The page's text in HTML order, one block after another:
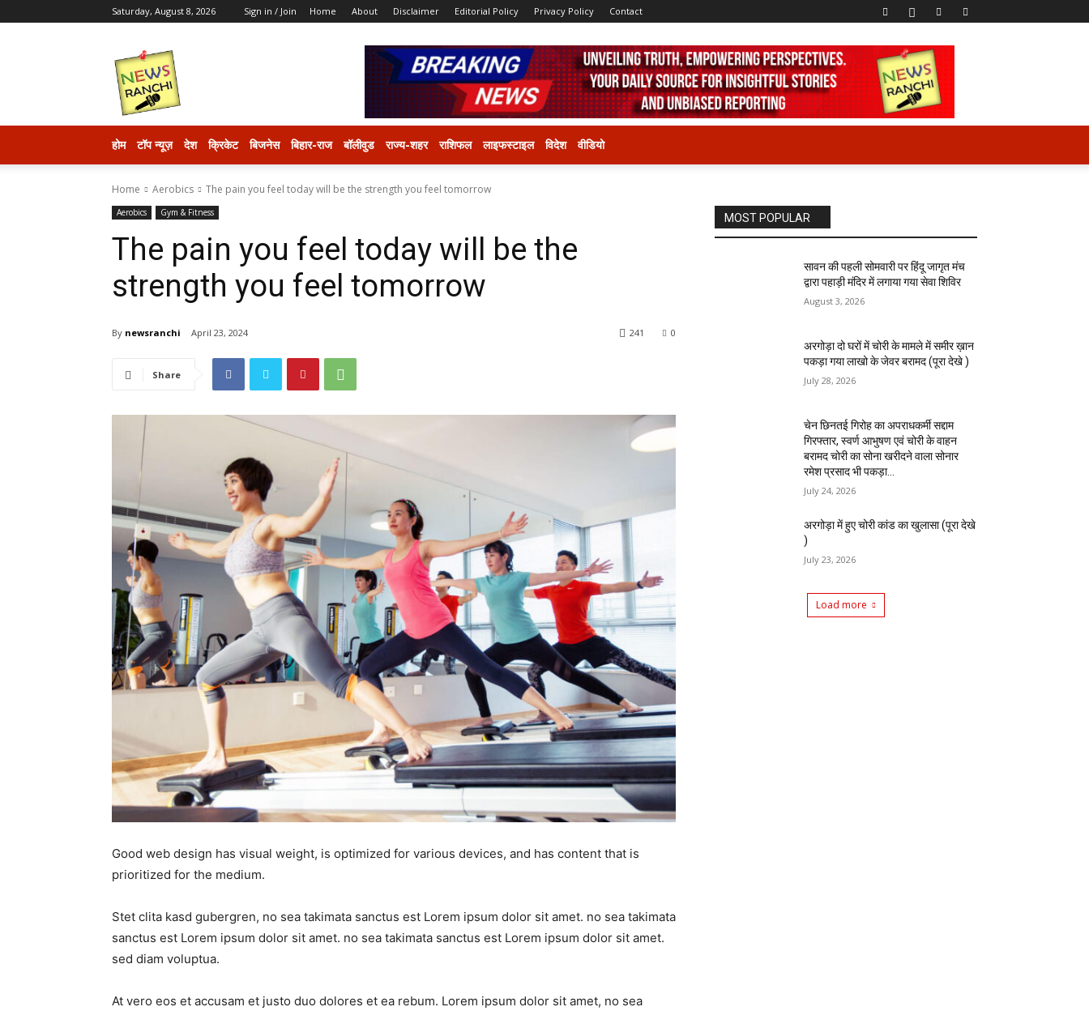
Saturday, August 8, 2026 Sign in / Join Home About Disclaimer Editorial Policy Privacy Policy Contact
होम टॉप न्यूज़ देश क्रिकेट बिजनेस बिहार-राज बॉलीवुड राज्य-शहर राशिफल लाइफस्टाइल विदेश वीडियो
Home Aerobics The pain you feel today will be the strength you feel tomorrow
Aerobics Gym & Fitness
The pain you feel today will be the
strength you feel tomorrow
By newsranchi April 23, 2024 0
241
Share
Good web design has visual weight, is optimized for various devices, and has content that is
prioritized for the medium.
Stet clita kasd gubergren, no sea takimata sanctus est Lorem ipsum dolor sit amet. no sea takimata
sanctus est Lorem ipsum dolor sit amet. no sea takimata sanctus est Lorem ipsum dolor sit amet.
sed diam voluptua.
At vero eos et accusam et justo duo dolores et ea rebum. Lorem ipsum dolor sit amet, no sea
MOST POPULAR
सावन की पहली सोमवारी पर हिंदू जागृत मंच
द्वारा पहाड़ी मंदिर में लगाया गया सेवा शिविर
August 3, 2026
अरगोड़ा दो घरों में चोरी के मामले में समीर ख़ान
पकड़ा गया लाखो के जेवर बरामद (पूरा देखे )
July 28, 2026
चेन छिनतई गिरोह का अपराधकर्मी सद्दाम
गिरफ्तार, स्वर्ण आभुषण एवं चोरी के वाहन
बरामद चोरी का सोना खरीदने वाला सोनार
रमेश प्रसाद भी पकड़ा...
July 24, 2026
अरगोड़ा में हुए चोरी कांड का खुलासा (पूरा देखे
)
July 23, 2026
Load more